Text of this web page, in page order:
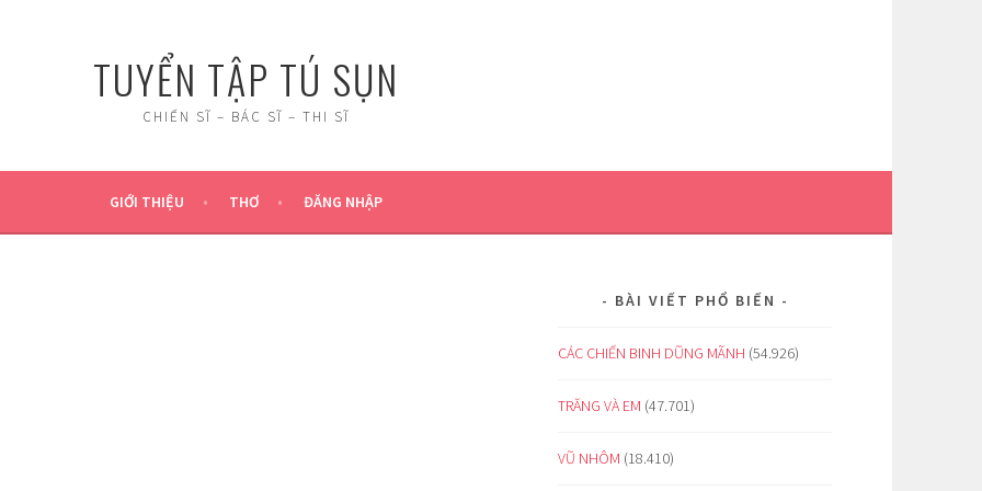
TUYỂN TẬP TÚ SỤN
CHIẾN SĨ – BÁC SĨ – THI SĨ
GIỚI THIỆU THƠ ĐĂNG NHẬP
BÀI VIẾT PHỔ BIẾN
CÁC CHIẾN BINH DŨNG MÃNH (54.926)
TRĂNG VÀ EM (47.701)
VŨ NHÔM (18.410)